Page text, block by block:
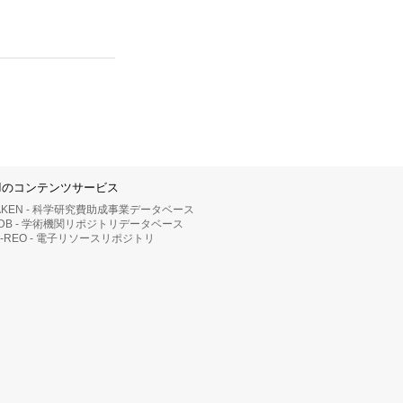
コンテンツサービス
- 科学研究費助成事業データベース
- 学術機関リポジトリデータベース
REO - 電子リソースリポジトリ